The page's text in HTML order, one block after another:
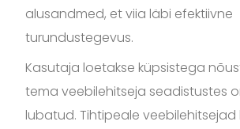
alusandmed, et viia läbi efektiivne
turundustegevus.
Kasutaja loetakse küpsistega
tema veebilehitseja seadistustes
lubatud. Tihtipeale